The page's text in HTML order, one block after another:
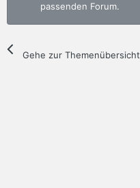
passenden Forum.
Gehe zur Themenübersicht